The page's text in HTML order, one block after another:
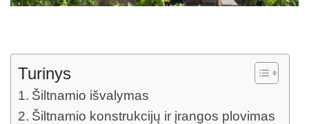
Turinys
Šiltnamio išvalymas
Šiltnamio konstrukcijų ir įrangos plovimas